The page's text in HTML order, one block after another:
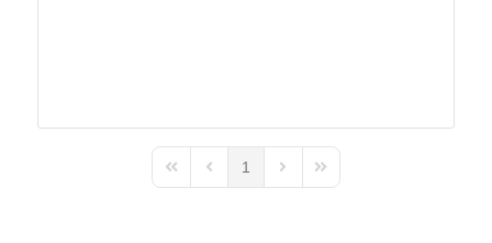
First PagePrevious Page
1
Next PageLast Page